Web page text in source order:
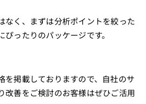
なく、まずは分析ポイントを絞った
ったりのパッケージです。
を掲載しておりますので、自社のサ
改善をご検討のお客様はぜひご活用